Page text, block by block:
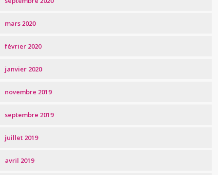
mars 2020
février 2020
janvier 2020
novembre 2019
septembre 2019
juillet 2019
avril 2019